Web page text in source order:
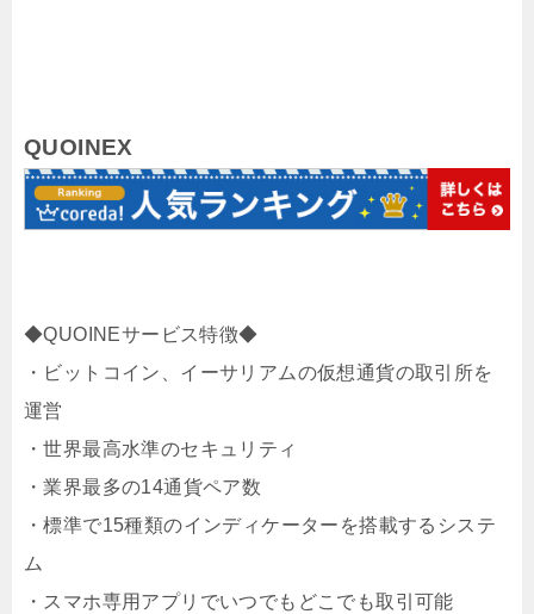
QUOINEX
◆QUOINEサービス特徴◆
・ビットコイン、イーサリアムの仮想通貨の取引所を
運営
・世界最高水準のセキュリティ
・業界最多の14通貨ペア数
・標準で15種類のインディケーターを搭載するシステ
ム
・スマホ専用アプリでいつでもどこでも取引可能